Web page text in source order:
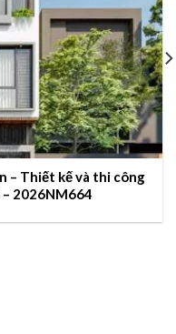
– Thiết kế và thi công
2026NM664